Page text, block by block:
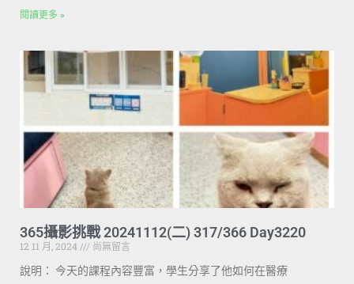
閱讀更多 »
365攝影挑戰 20241112(二) 317/366 Day3220
12 11 月, 2024
尚無留言
說明： 今天的課程內容豐富，學生分享了他如何在醫療